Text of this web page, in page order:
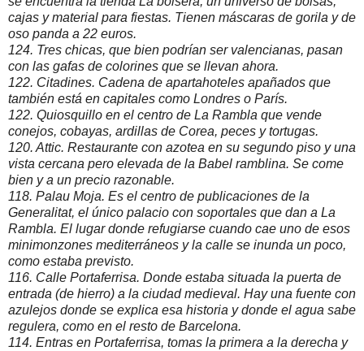
cajas y material para fiestas. Tienen máscaras de gorila y de
oso panda a 22 euros.
124. Tres chicas, que bien podrían ser valencianas, pasan
con las gafas de colorines que se llevan ahora.
122. Citadines. Cadena de apartahoteles apañados que
también está en capitales como Londres o París.
122. Quiosquillo en el centro de La Rambla que vende
conejos, cobayas, ardillas de Corea, peces y tortugas.
120. Attic. Restaurante con azotea en su segundo piso y una
vista cercana pero elevada de la Babel ramblina. Se come
bien y a un precio razonable.
118. Palau Moja. Es el centro de publicaciones de la
Generalitat, el único palacio con soportales que dan a La
Rambla. El lugar donde refugiarse cuando cae uno de esos
minimonzones mediterráneos y la calle se inunda un poco,
como estaba previsto.
116. Calle Portaferrisa. Donde estaba situada la puerta de
entrada (de hierro) a la ciudad medieval. Hay una fuente con
azulejos donde se explica esa historia y donde el agua sabe
regulera, como en el resto de Barcelona.
114. Entras en Portaferrisa, tomas la primera a la derecha y